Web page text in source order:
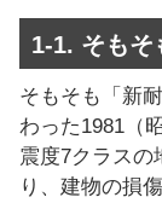
1-1. そもそ
そもそも「新
わった1981（
震度7クラスの
り、建物の損